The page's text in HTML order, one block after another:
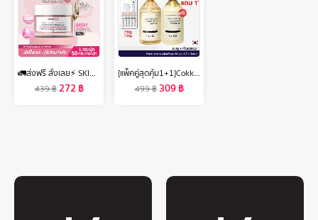
🚛ส่งฟรี สั่งเลย⚡ SKINMIDE MSH NIACINAMIDE BRIGHTENING SLEEPING MASK 50g สลีปปิ้งมาส์ค กู้ผิวโกลว์ อมชมพู บูสต์ผิวใสชั่วข้ามคืน
439฿272฿
[แพ็คคู่สุดคุ้ม1+1]Cokki แชมพู & ครีมนวด Shampoo & Hair Conditioner 750gx2 สูตรขจัดรังแค
499฿ 309฿